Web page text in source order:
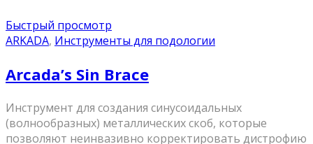
Быстрый просмотр
ARKADA, Инструменты для подологии
Arcada’s Sin Brace
Инструмент для создания синусоидальных
(волнообразных) металлических скоб, которые
позволяют неинвазивно корректировать дистрофию